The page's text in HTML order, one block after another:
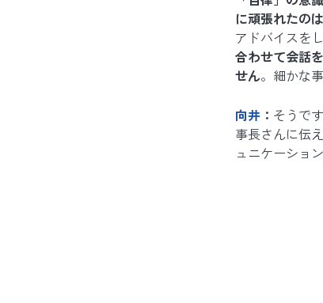
に頑張れたの
アドバイスを
合わせて会話
せん。細かな
向井 ： そうで
事長さんに伝
ュニケーショ